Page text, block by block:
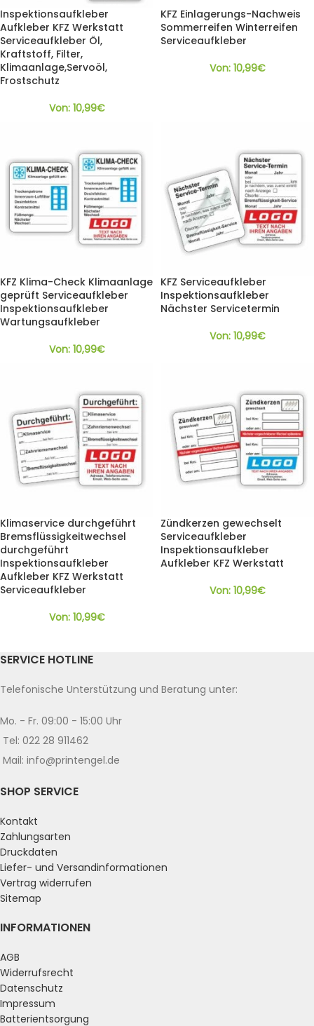
Inspektionsaufkleber
Aufkleber KFZ Werkstatt
Serviceaufkleber Öl,
Kraftstoff, Filter,
Klimaanlage,Servoöl,
Frostschutz
Von: 10,99€
KFZ Einlagerungs-Nachweis
Sommerreifen Winterreifen
Serviceaufkleber
Von: 10,99€
KFZ Klima-Check Klimaanlage
geprüft Serviceaufkleber
Inspektionsaufkleber
Wartungsaufkleber
Von: 10,99€
KFZ Serviceaufkleber
Inspektionsaufkleber
Nächster Servicetermin
Von: 10,99€
Klimaservice durchgeführt
Bremsflüssigkeitwechsel
durchgeführt
Inspektionsaufkleber
Aufkleber KFZ Werkstatt
Serviceaufkleber
Von: 10,99€
Zündkerzen gewechselt
Serviceaufkleber
Inspektionsaufkleber
Aufkleber KFZ Werkstatt
Von: 10,99€
SERVICE HOTLINE
Telefonische Unterstützung und Beratung unter:
Mo. - Fr. 09:00 - 15:00 Uhr
Tel: 022 28 911462
Mail: info@printengel.de
SHOP SERVICE
Kontakt
Zahlungsarten
Druckdaten
Liefer- und Versandinformationen
Vertrag widerrufen
Sitemap
INFORMATIONEN
AGB
Widerrufsrecht
Datenschutz
Impressum
Batterientsorgung